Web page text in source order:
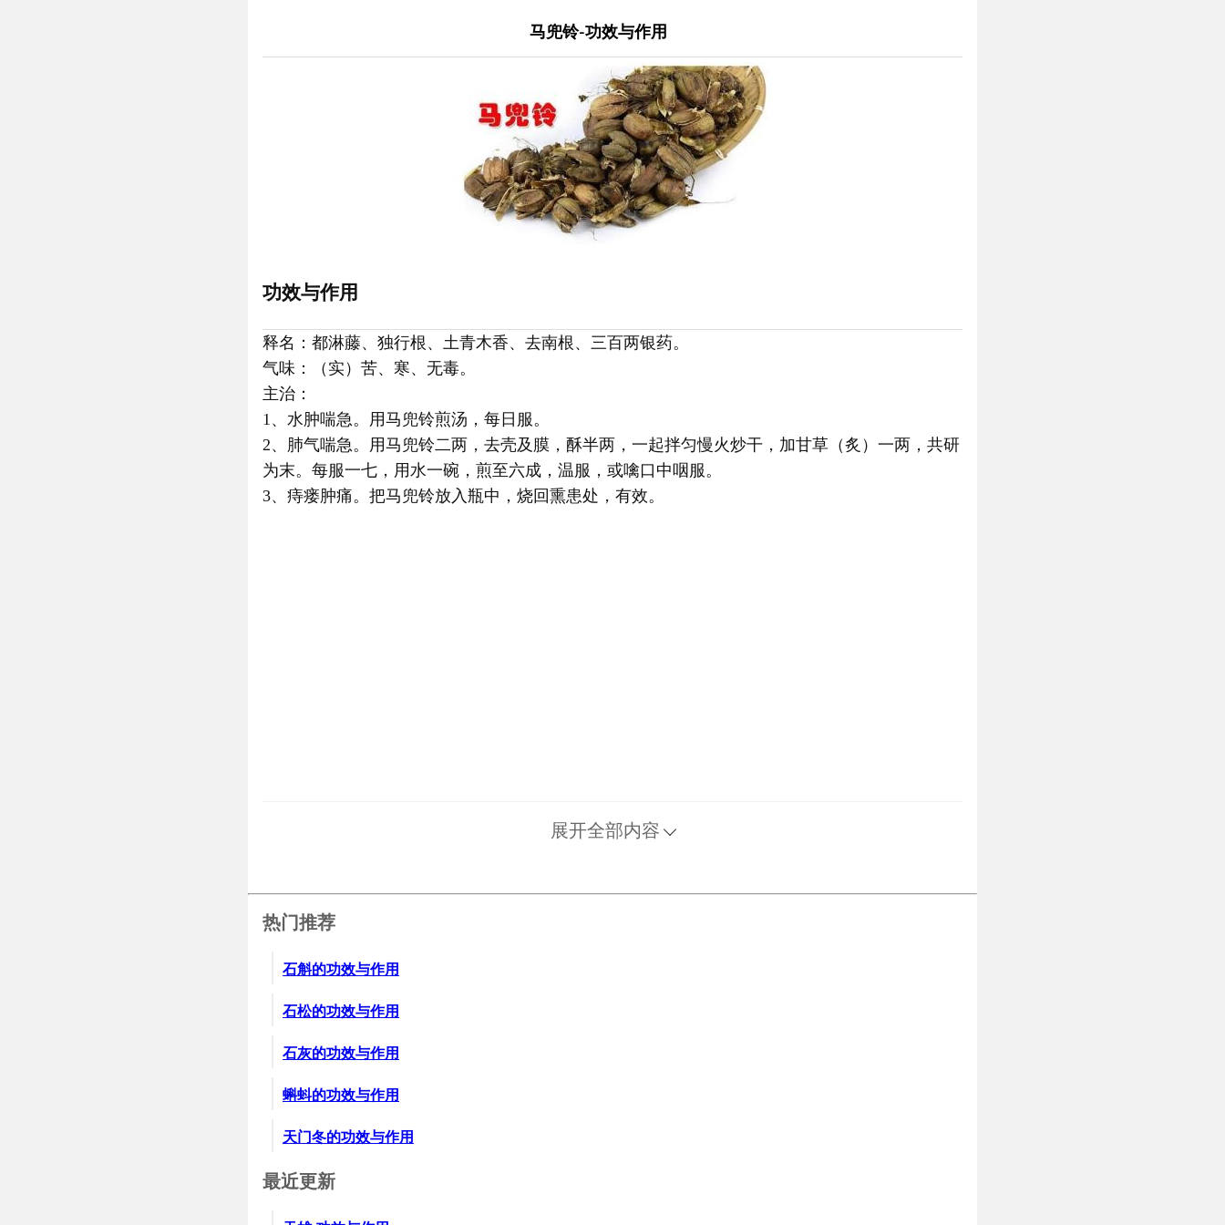
马兜铃-功效与作用
功效与作用
释名：都淋藤、独行根、土青木香、去南根、三百两银药。
气味：（实）苦、寒、无毒。
主治：
1、水肿喘急。用马兜铃煎汤，每日服。
2、肺气喘急。用马兜铃二两，去壳及膜，酥半两，一起拌匀慢火炒干，加甘草（炙）一两，共研
为末。每服一七，用水一碗，煎至六成，温服，或噙口中咽服。
3、痔瘘肿痛。把马兜铃放入瓶中，烧回熏患处，有效。
展开全部内容
热门推荐
石斛的功效与作用
石松的功效与作用
石灰的功效与作用
蝌蚪的功效与作用
天门冬的功效与作用
最近更新